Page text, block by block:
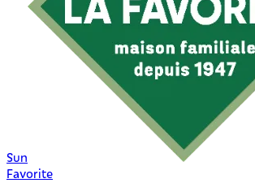
Sun
Favorite